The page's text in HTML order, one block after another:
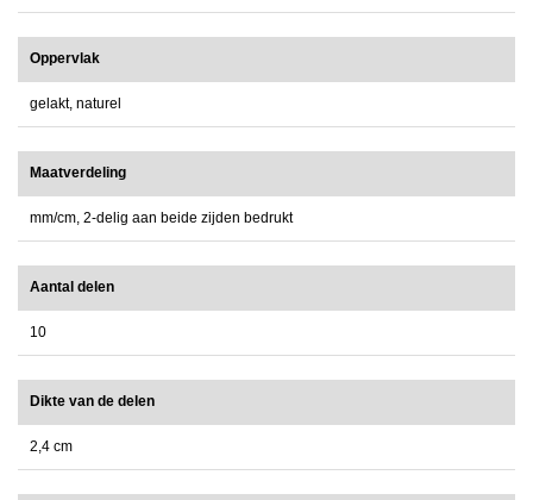
Oppervlak
gelakt, naturel
Maatverdeling
mm/cm, 2-delig aan beide zijden bedrukt
Aantal delen
10
Dikte van de delen
2,4 cm